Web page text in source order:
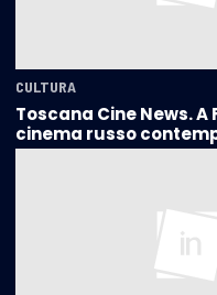
CULTURA
Toscana Cine News. A
cinema russo